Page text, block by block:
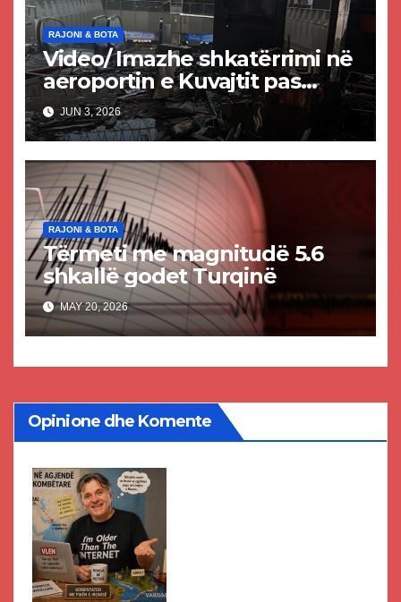
RAJONI & BOTA
Video/ Imazhe shkatërrimi në
aeroportin e Kuvajtit pas
sulmit iranian, një i vdekur
dhe shumë të plagosur
JUN 3, 2026
RAJONI & BOTA
Tërmeti me magnitudë 5.6
shkallë godet Turqinë
MAY 20, 2026
Opinione dhe Komente